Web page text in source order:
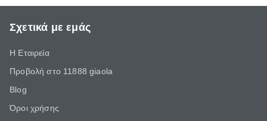
Σχετικά με εμάς
Η Εταιρεία
Προβολή στο 11888 giaola
Blog
Όροι χρήσης